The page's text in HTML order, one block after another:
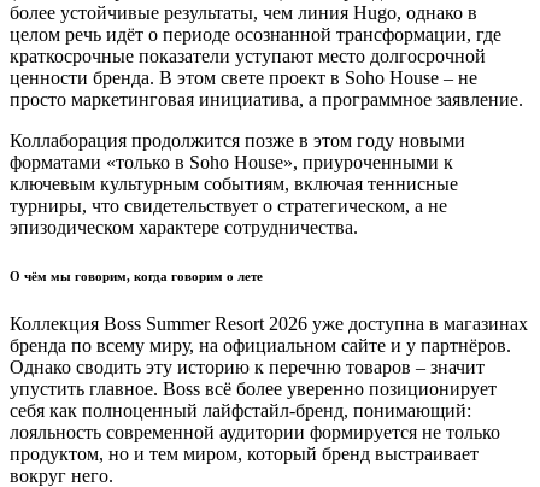
более устойчивые результаты, чем линия Hugo, однако в
целом речь идёт о периоде осознанной трансформации, где
краткосрочные показатели уступают место долгосрочной
ценности бренда. В этом свете проект в Soho House – не
просто маркетинговая инициатива, а программное заявление.
Коллаборация продолжится позже в этом году новыми
форматами «только в Soho House», приуроченными к
ключевым культурным событиям, включая теннисные
турниры, что свидетельствует о стратегическом, а не
эпизодическом характере сотрудничества.
О чём мы говорим, когда говорим о лете
Коллекция Boss Summer Resort 2026 уже доступна в магазинах
бренда по всему миру, на официальном сайте и у партнёров.
Однако сводить эту историю к перечню товаров – значит
упустить главное. Boss всё более уверенно позиционирует
себя как полноценный лайфстайл-бренд, понимающий:
лояльность современной аудитории формируется не только
продуктом, но и тем миром, который бренд выстраивает
вокруг него.